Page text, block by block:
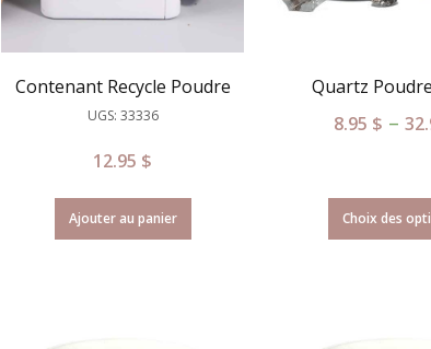
Contenant Recycle Poudre
UGS: 33336
12.95 $
Ajouter au panier
Quartz
8.95 $ –
Choix des